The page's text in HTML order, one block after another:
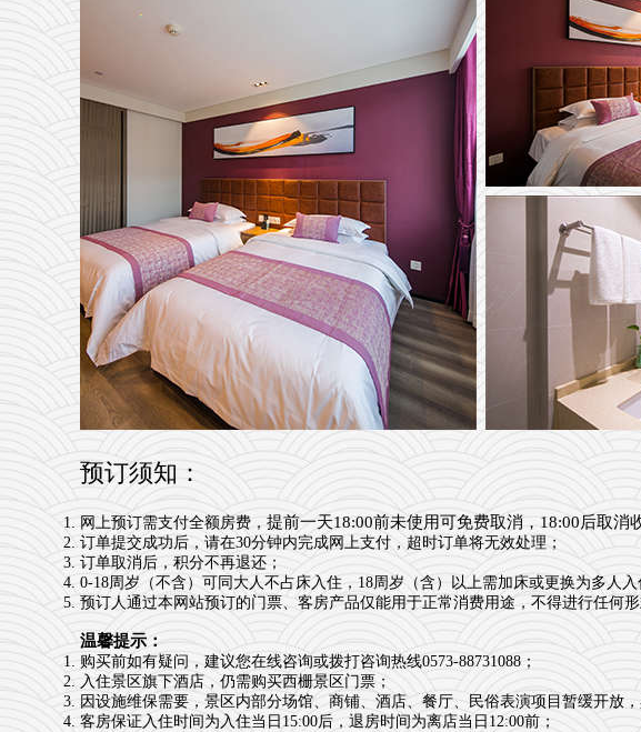
预订须知：
网上预订需支付全额房费， 提前一天18:00前未使用可免费取消，18:00后取消
订单提交成功后，请在30分钟内完成网上支付，超时订单将无效处理；
订单取消后，积分不再退还；
0-18周岁（不含）可同大人不占床入住，18周岁（含）以上需加床或更换为多人入
预订人通过本网站预订的门票、客房产品仅能用于正常消费用途，不得进行任何
温馨提示：
购买前如有疑问，建议您在线咨询或拨打咨询热线0573-88731088；
入住景区旗下酒店，仍需购买西栅景区门票；
因设施维保需要，景区内部分场馆、商铺、酒店、餐厅、民俗表演项目暂缓开放
客房保证入住时间为入住当日15:00后，退房时间为离店当日12:00前；